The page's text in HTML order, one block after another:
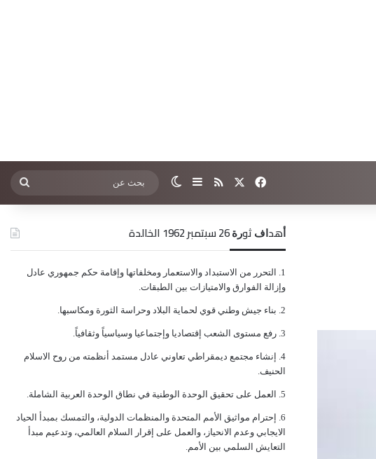
فيسبوك ملخص الموقع RSS
إضافة عمود جانبي
الوضع المظلم بحث
عن
ﺃﻫﺪﺍﻑ ﺛﻮﺭﺓ 26 ﺳﺒﺘﻤﺒﺮ 1962 الخالدة
ﺍﻟﺘﺤﺮﺭ ﻣﻦ ﺍﻻﺳﺘﺒﺪﺍﺩ ﻭﺍﻻﺳﺘﻌﻤﺎﺭ ﻭﻣﺨﻠﻔﺎﺗﻬﺎ ﻭﺇﻗﺎﻣﺔ ﺣﻜﻢ ﺟﻤﻬﻮﺭﻱ ﻋﺎﺩﻝ
ﻭﺇﺯﺍﻟﺔ ﺍﻟﻔﻮﺍﺭﻕ ﻭﺍﻻﻣﺘﻴﺎﺯﺍﺕ ﺑﻴﻦ ﺍﻟﻄﺒﻘﺎﺕ.
ﺑﻨﺎﺀ ﺟﻴﺶ ﻭﻃﻨﻲ ﻗﻮﻱ ﻟﺤﻤﺎﻳﺔ ﺍﻟﺒﻼﺩ ﻭﺣﺮﺍﺳﺔ ﺍﻟﺜﻮﺭﺓ ﻭﻣﻜﺎﺳﺒﻬﺎ.
ﺭﻓﻊ ﻣﺴﺘﻮﻯ ﺍﻟﺸﻌﺐ ﺇﻗﺘﺼﺎﺩﻳﺎ ﻭﺇﺟﺘﻤﺎﻋﻴﺎ ﻭﺳﻴﺎﺳﻴﺎً ﻭﺛﻘﺎﻓﻴﺎً.
ﺇﻧﺸﺎﺀ ﻣﺠﺘﻤﻊ ﺩﻳﻤﻘﺮﺍﻃﻲ ﺗﻌﺎﻭﻧﻲ ﻋﺎﺩﻝ ﻣﺴﺘﻤﺪ ﺃﻧﻈﻤﺘﻪ ﻣﻦ ﺭﻭﺡ ﺍﻻﺳﻼﻡ
ﺍﻟﺤﻨﻴﻒ.
ﺍﻟﻌﻤﻞ ﻋﻠﻰ ﺗﺤﻘﻴﻖ ﺍﻟﻮﺣﺪﺓ ﺍﻟﻮﻃﻨﻴﺔ ﻓﻲ ﻧﻄﺎﻕ ﺍﻟﻮﺣﺪﺓ ﺍﻟﻌﺮﺑﻴﺔ ﺍﻟﺸﺎﻣﻠﺔ.
ﺇﺣﺘﺮﺍﻡ ﻣﻮﺍﺛﻴﻖ الأﻣﻢ ﺍﻟﻤﺘﺤﺪﺓ ﻭﺍﻟﻤﻨﻈﻤﺎﺕ ﺍﻟﺪﻭﻟﻴﺔ، ﻭﺍﻟﺘﻤﺴﻚ ﺑﻤﺒﺪﺃ ﺍﻟﺤﻴﺎﺩ
ﺍﻻﻳﺠﺎﺑﻲ ﻭﻋﺪﻡ ﺍﻻﻧﺤﻴﺎﺯ، ﻭﺍﻟﻌﻤﻞ ﻋﻠﻰ ﺇﻗﺮﺍﺭ ﺍﻟﺴﻼﻡ ﺍﻟﻌﺎﻟﻤﻲ، ﻭﺗﺪﻋﻴﻢ ﻣﺒﺪﺃ
ﺍﻟﺘﻌﺎﻳﺶ ﺍﻟﺴﻠﻤﻲ ﺑﻴﻦ ﺍﻷﻣﻢ.